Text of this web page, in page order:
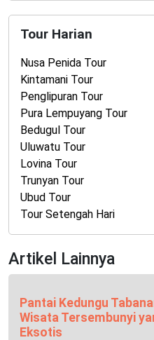
Tour Harian
Nusa Penida Tour
Kintamani Tour
Penglipuran Tour
Pura Lempuyang Tour
Bedugul Tour
Uluwatu Tour
Lovina Tour
Trunyan Tour
Ubud Tour
Tour Setengah Hari
Artikel Lainnya
Pantai Kedungu
Wisata Tersembunyi
Eksotis